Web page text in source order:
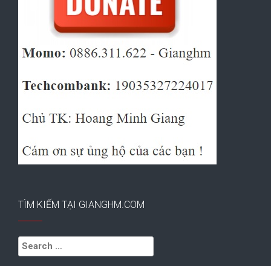
TÌM KIẾM TẠI GIANGHM.COM
Search
for: